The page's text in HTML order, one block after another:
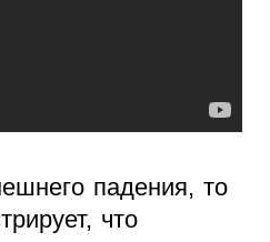
падения, то
что